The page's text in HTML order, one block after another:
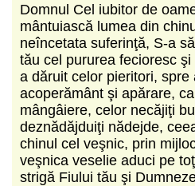
Domnul Cel iubitor de
mântuiască lumea din
neîncetata suferinţă, S-a
tău cel pururea fecioresc
a dăruit celor pieritori, spre
acoperământ şi apărare,
mângâiere, celor necăjiţi
deznădăjduiţi nădejde,
chinul cel veşnic, prin
veşnica veselie aduci pe
strigă Fiului tău şi